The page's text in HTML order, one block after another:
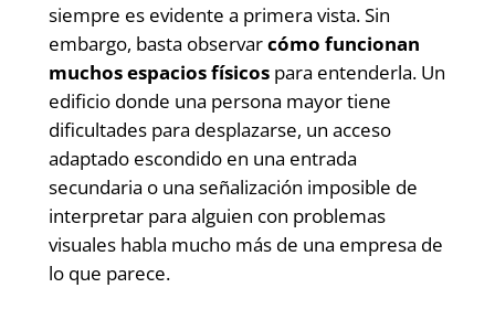
siempre es evidente a primera vista. Sin
embargo, basta observarcómo funcionan
muchos espacios físicospara entenderla. Un
edificio donde una persona mayor tiene
dificultades para desplazarse, un acceso
adaptado escondido en una entrada
secundaria o una señalización imposible de
interpretar para alguien con problemas
visuales habla mucho más de una empresa de
lo que parece.